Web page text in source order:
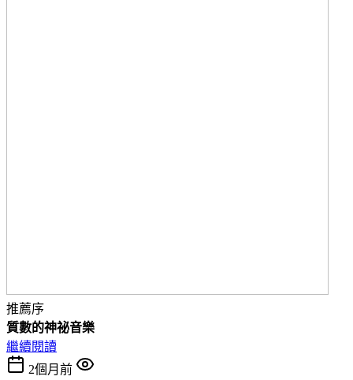
推薦序
質數的神祕音樂
繼續閱讀
2個月前